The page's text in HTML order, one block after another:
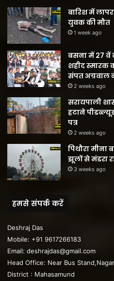
बारिश में
युवक की मौत
1 week ago
बसना में 27 वें
शहीद स्मारक
संपत अग्रवाल
2 weeks ago
सरायपाली
हटाने
पत्र
2 weeks ago
पिथौरा मीना
झूलों से मंडरा
3 weeks ago
हमसे संपर्क करें
Deshraj Das
Mobile: +91 9617266183
Email: deshrajdas@gmail.com
Head Office: Near Bus
District : Mahasamund